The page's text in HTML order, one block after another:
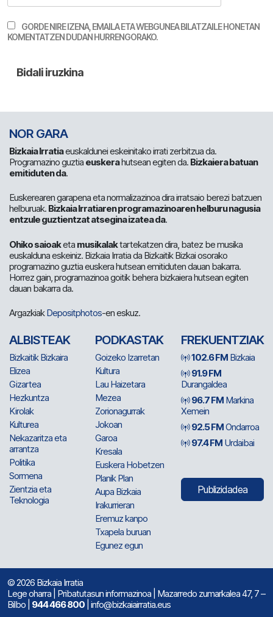
GORDE NIRE IZENA, EMAILA ETA WEBGUNEA BILATZAILE HONETAN
KOMENTATZEN DUDAN HURRENGORAKO.
NOR GARA
Bizkaia Irratiaeuskaldunei eskeinitako irrati zerbitzua da.
Programazino guztia euskerahutsean egiten da. Bizkaiera batuan
emitiduten da.
Euskerearen garapena eta normalizazinoa dira irratsaio berezi batzuen
helburuak. Bizkaia Irratiaren programazinoaren helburu nagusia
entzule guztientzat atsegina izatea da.
Ohiko saioaketa musikalaktartekatzen dira, batez be musika
euskalduna eskeiniz. Bizkaia Irratia da Bizkaitik Bizkai osorako
programazino guztia euskera hutsean emitiduten dauan bakarra.
Horrez gain, programazinoa goitik behera bizkaiera hutsean egiten
dauan bakarra da.
ArgazkiakDepositphotos-en eskuz.
ALBISTEAK
Bizkaitik Bizkaira
Elizea
Gizartea
Hezkuntza
Kirolak
Kulturea
Nekazaritza eta
arrantza
Politika
Sormena
Zientzia eta
Teknologia
PODKASTAK
Goizeko Izarretan
Kultura
Lau Haizetara
Mezea
Zorionagurrak
Jokoan
Garoa
Kresala
Euskera Hobetzen
Planik Plan
Aupa Bizkaia
Irakurrieran
Eremuz kanpo
Txapela buruan
Egunez egun
FREKUENTZIAK
102.6 FM Bizkaia
91.9 FM
Durangaldea
96.7 FM Markina
Xemein
92.5 FMOndarroa
97.4 FM Urdaibai
Publizidadea
© 2026 Bizkaia Irratia
Lege oharra Pribatutasun informazinoa | Mazarredo zumarkalea 47, 7 –
Bilbo | 944 466 800 | info@bizkaiairratia.eus